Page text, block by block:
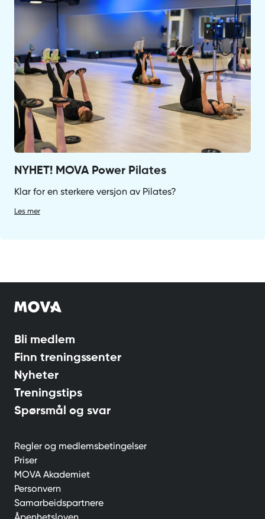
NYHET! MOVA Power Pilates
Klar for en sterkere versjon av Pilates?
Les mer
Bli medlem
Finn treningssenter
Nyheter
Treningstips
Spørsmål og svar
Regler og medlemsbetingelser
Priser
MOVA Akademiet
Personvern
Samarbeidspartnere